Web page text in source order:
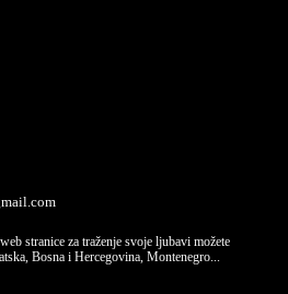
stranice za traženje svoje ljubavi možete
Bosna i Hercegovina, Montenegro...